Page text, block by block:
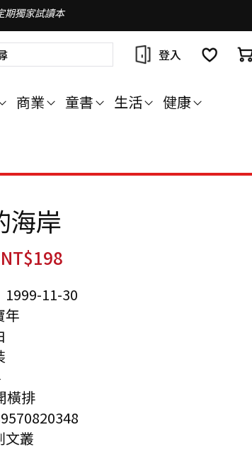
期獨家試讀本
登入
商業 童書 生活 健康
海岸
NT$198
1999-11-30
年
橫排
文叢